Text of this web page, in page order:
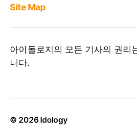
Site Map
아이돌로지의 모든 기사의 권리
니다.
© 2026 Idology